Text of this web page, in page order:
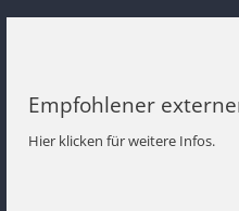
Empfohlener
Hier klicken für weitere Infos.